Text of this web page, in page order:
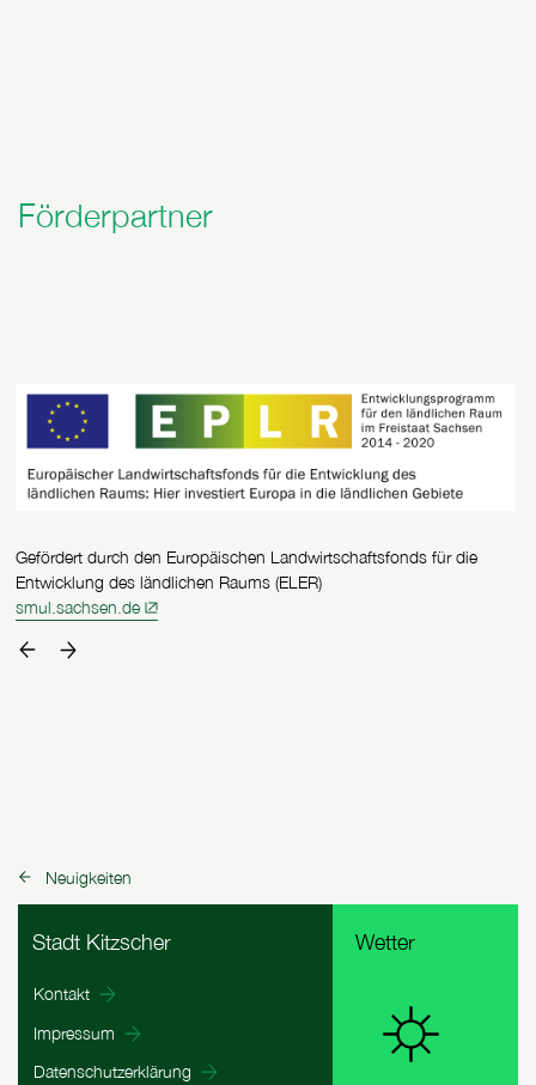
Förderpartner
Gefördert durch den Europäischen Landwirtschaftsfonds für die
Entwicklung des ländlichen Raums (ELER)
smul.sachsen.de
ein Förderer zurück
ein Förderer weiter vor
zurück zu:
Neuigkeiten
Fußbereich Informationen
Stadt Kitzscher
Kontakt
Impressum
Datenschutzerklärung
Wetter